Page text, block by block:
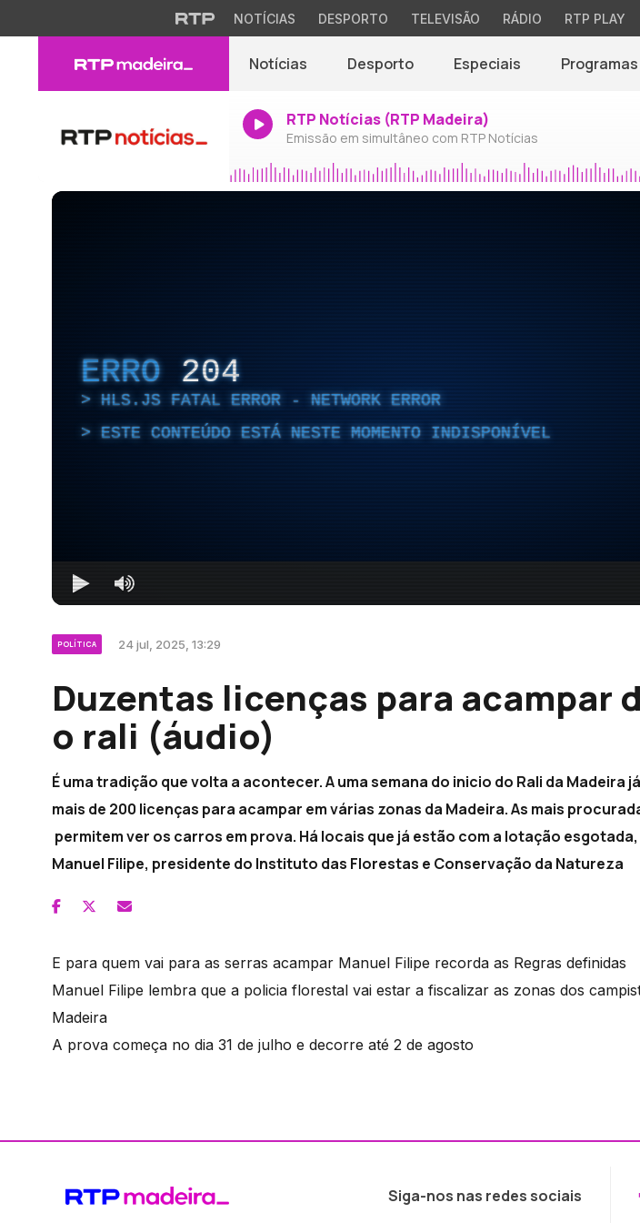
NOTÍCIAS DESPORTO TELEVISÃO RÁDIO RTP PLAY
Notícias Desporto Especiais Programas
RTP Notícias (RTP Madeira)
Emissão em simultâneo com RTP Notícias
ERRO 204
HLS.JS FATAL ERROR - NETWORK ERROR
ESTE CONTEÚDO ESTÁ NESTE MOMENTO INDISPONÍVEL
POLÍTICA 24 jul, 2025, 13:29
Duzentas licenças para acampar
o rali (áudio)
É uma tradição que volta a acontecer. A uma semana do inicio do Rali da Madeira
mais de 200 licenças para acampar em várias zonas da Madeira. As mais
permitem ver os carros em prova. Há locais que já estão com a lotação
Manuel Filipe, presidente do Instituto das Florestas e Conservação da Natureza
E para quem vai para as serras acampar Manuel Filipe recorda as Regras definidas
Manuel Filipe lembra que a policia florestal vai estar a fiscalizar as zonas dos
Madeira
A prova começa no dia 31 de julho e decorre até 2 de agosto
Siga-nos nas redes sociais